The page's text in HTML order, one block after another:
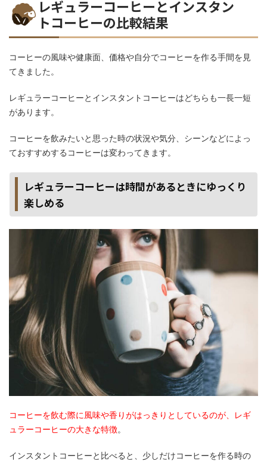
レギュラーコーヒーとインスタン
トコーヒーの比較結果
コーヒーの風味や健康面、価格や自分でコーヒーを作る手間を見
てきました。
レギュラーコーヒーとインスタントコーヒーはどちらも一長一短
があります。
コーヒーを飲みたいと思った時の状況や気分、シーンなどによっ
ておすすめするコーヒーは変わってきます。
レギュラーコーヒーは時間があるときにゆっくり
楽しめる
コーヒーを飲む際に風味や香りがはっきりとしているのが、レギ
ュラーコーヒーの大きな特徴。
インスタントコーヒーと比べると、少しだけコーヒーを作る時の